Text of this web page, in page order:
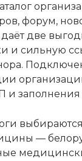
форум,
даёт две
и сильную
и заполнения
—